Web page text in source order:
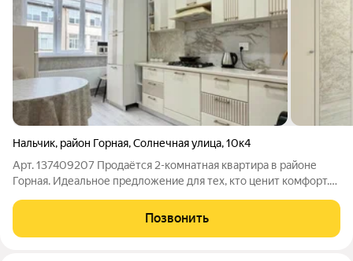
Нальчик, район Горная,Солнечная улица,10к4
Арт. 137409207 Продаётся 2-комнатная квартира в районе
Горная. Идеальное предложение для тех, кто ценит комфорт.
инвесторам для стабильной арендной доходности. Полностью
изолированные комнаты,
Позвонить